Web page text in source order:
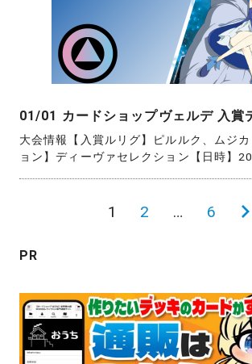
01/01 カードショップヴェルデ 入賞
大会情報【入賞ルリグ】ピルルク、ムジ
ョン】ディーヴァセレクション【日時】
の
ペ
ー
ジ
1 2 … 6
PR